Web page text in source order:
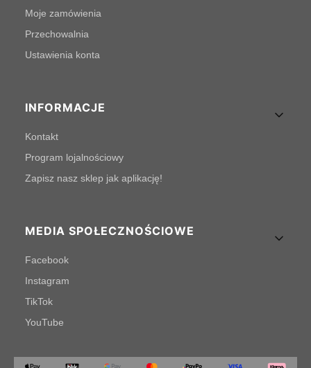
Moje zamówienia
Przechowalnia
Ustawienia konta
INFORMACJE
Kontakt
Program lojalnościowy
Zapisz nasz sklep jak aplikację!
MEDIA SPOŁECZNOŚCIOWE
Facebook
Instagram
TikTok
YouTube